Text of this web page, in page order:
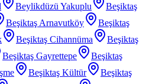
Beylikdüzü Yakuplu
Beşiktaş
Beşiktaş Arnavutköy
Beşiktaş
Beşiktaş Cihannüma
Beşiktaş
Beşiktaş Gayrettepe
Beşiktaş
Beşiktaş Kültür
Beşiktaş